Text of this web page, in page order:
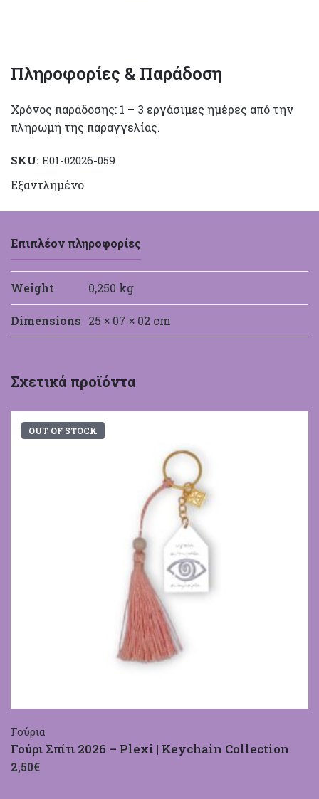
Πληροφορίες & Παράδοση
Χρόνος παράδοσης: 1 – 3 εργάσιμες ημέρες από την
πληρωμή της παραγγελίας.
SKU: E01-02026-059
Εξαντλημένο
Επιπλέον πληροφορίες
Weight 0,250 kg
Dimensions 25 × 07 × 02 cm
Σχετικά προϊόντα
OUT OF STOCK
Γούρια
Γούρι Σπίτι 2026 – Plexi | Keychain Collection
2,50€